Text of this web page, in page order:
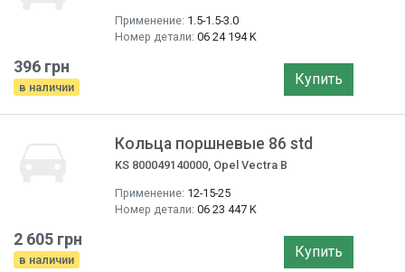
Применение: 1.5-1.5-3.0
Номер детали: 06 24 194 K
396 грн
в наличии Купить
Кольца поршневые 86 std
KS 800049140000, Opel Vectra B
Применение: 12-15-25
Номер детали: 06 23 447 K
2 605 грн
в наличии Купить